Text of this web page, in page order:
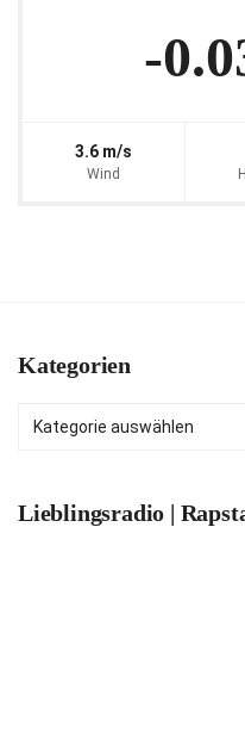
-
3.6 m/s
Wind
Kategorien
Kategorien
Lieblingsradio |